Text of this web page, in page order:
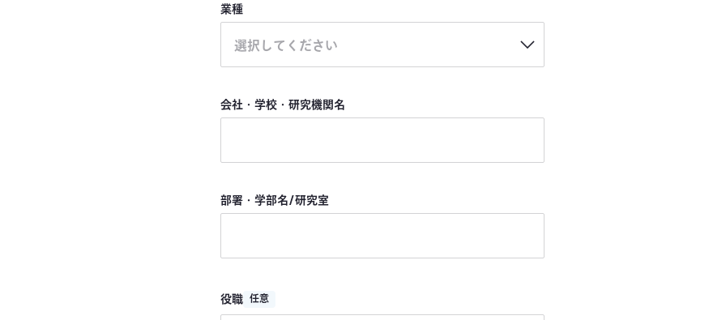
業種
選択してください
会社・学校・研究機関名
部署・学部名/研究室
役職 任意